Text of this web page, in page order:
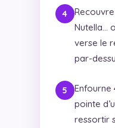
Nutella…
verse le
par-
Enfourne
pointe
ressortir